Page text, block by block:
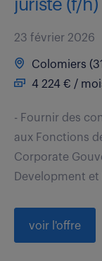
juriste (f/h)
23 février 2026
Colomiers
4 224 € /
- Fournir des
aux Fonctions
Corporate
Development
voir l'offre